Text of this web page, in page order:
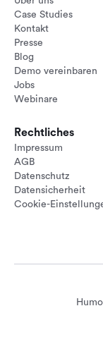
Case Studies
Kontakt
Presse
Blog
Demo vereinbaren
Jobs
Webinare
Rechtliches
Impressum
AGB
Datenschutz
Datensicherheit
Cookie-